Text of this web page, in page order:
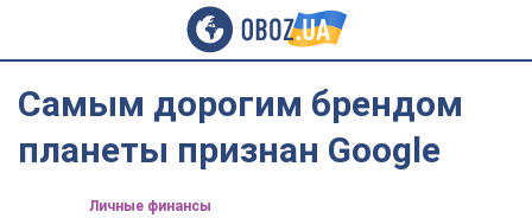
Самым дорогим брендом
планеты признан Google
Личные финансы